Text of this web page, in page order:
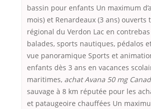
bassin pour enfants Un maximum
mois) et Renardeaux (3 ans)
régional du Verdon Lac en
balades, sports nautiques, pédalos
vue panoramique Sports et
enfants dès 3 ans en vacances
maritimes, achat Avana 50 mg
sauvage à 8 km réputée pour les
et pataugeoire chauffées Un